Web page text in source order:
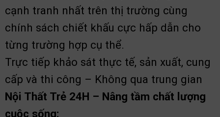
cạnh tranh nhất trên thị trường cùng
chính sách chiết khấu cực hấp dẫn cho
từng trường hợp cụ thể.
Trực tiếp khảo sát thực tế, sản xuất, cung
cấp và thi công – Không qua trung gian
Nội Thất Trẻ 24H – Nâng tầm chất lượng
cuộc sống: